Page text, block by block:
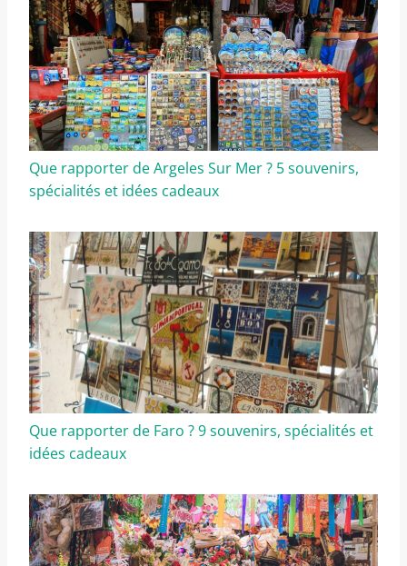
Que rapporter de Argeles Sur Mer ? 5 souvenirs,
spécialités et idées cadeaux
Que rapporter de Faro ? 9 souvenirs, spécialités et
idées cadeaux